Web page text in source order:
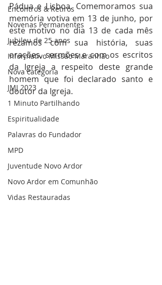
Encontros & Retiros
Novenas Permanentes
Jubileu de 25 anos
Informativo Missão Maranhão
Nova categoria
JMJ 2023
1 Minuto Partilhando
Espiritualidade
Palavras do Fundador
MPD
Juventude Novo Ardor
Novo Ardor em Comunhão
Vidas Restauradas
Pádua e Lisboa. Comemoramos sua
memória votiva em 13 de junho, por
este motivo no dia 13 de cada mês
rezamos com sua história, suas
orações, sermões e com os escritos
da Igreja a respeito deste grande
homem que foi declarado santo e
doutor da Igreja.